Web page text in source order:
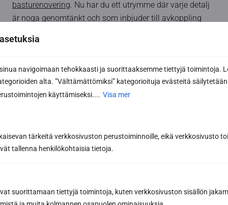
navigoimaan tehokkaasti ja suorittaaksemme tiettyjä toimintoja.
alta. ”Välttämättömiksi” kategorioituja evästeitä säilytetään
käyttämiseksi.... Visa mer
tärkeitä verkkosivuston perustoiminnoille, eikä verkkosivusto
tallenna henkilökohtaisia tietoja.
suorittamaan tiettyjä toimintoja, kuten verkkosivuston sisällön
basturenovering. Nu har du ett utrymme där varje detalj
är noga genomtänkt och som inbjuder till avkoppling
designverktygoch bygg din drömbastu